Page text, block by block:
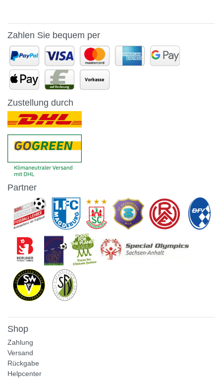
Zahlen Sie bequem per
Zustellung durch
Partner
Shop
Zahlung
Versand
Rückgabe
Helpcenter